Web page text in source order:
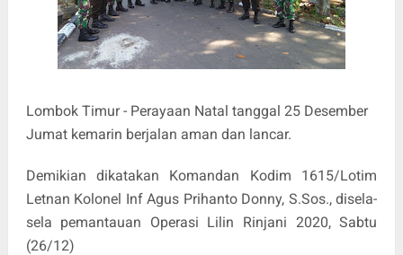
Lombok Timur - Perayaan Natal tanggal 25 Desember
Jumat kemarin berjalan aman dan lancar.
Demikian dikatakan Komandan Kodim 1615/Lotim
Letnan Kolonel Inf Agus Prihanto Donny, S.Sos., disela-
sela pemantauan Operasi Lilin Rinjani 2020, Sabtu
(26/12)